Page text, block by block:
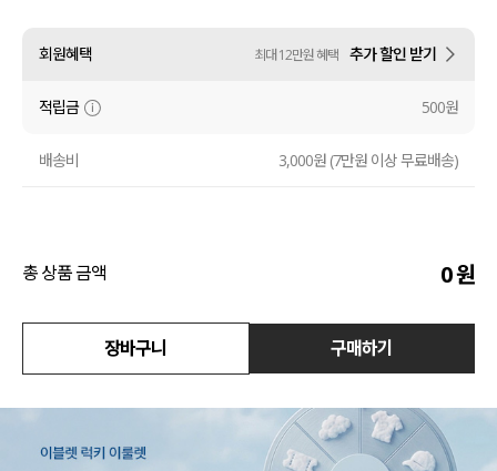
셔츠
원피스
니트
언더웨어/파자마
코디템
FIT ZOOM
회원혜택 최대 12만원 혜택 추가 할인 받기
적립금 500원
배송비 3,000원 (7만원 이상 무료배송)
총 상품 금액 0원
장바구니 구매하기